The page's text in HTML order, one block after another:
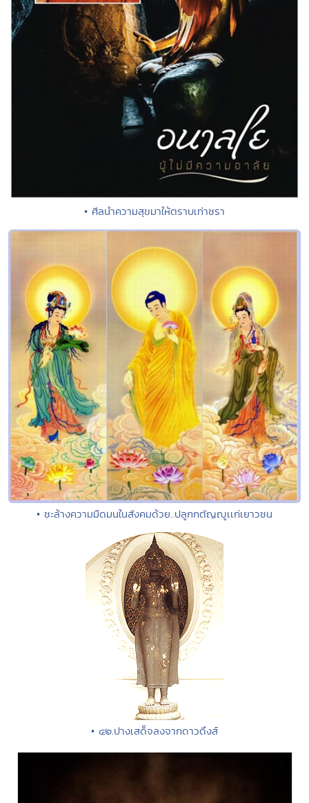
• ศีลนำความสุขมาให้ตราบเท่าชรา
• ชะล้างความมืดมนในสังคมด้วย..ปลูกกตัญญูเเก่เยาวชน
• ๔๒.ปางเสด็จลงจากดาวดึงส์